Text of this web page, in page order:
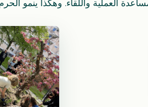
العملية واللقاء. وهكذا